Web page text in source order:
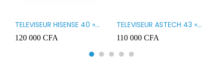
TELEVISEUR HISENSE 40 »
LED SMART VIDAA 40A4K
120 000 CFA
TELEVISEUR ASTECH 43 »
LED 43OD15
110 000 CFA